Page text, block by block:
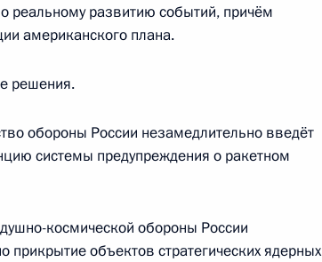
Горки
реальному развитию событий, причём
американского плана.
решения.
обороны России незамедлительно введёт
системы предупреждения о ракетном
космической обороны России
прикрытие объектов стратегических ядерных